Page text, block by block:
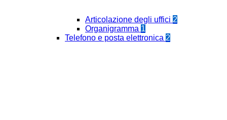
Articolazione degli uffici 2
Organigramma 1
Telefono e posta elettronica 2